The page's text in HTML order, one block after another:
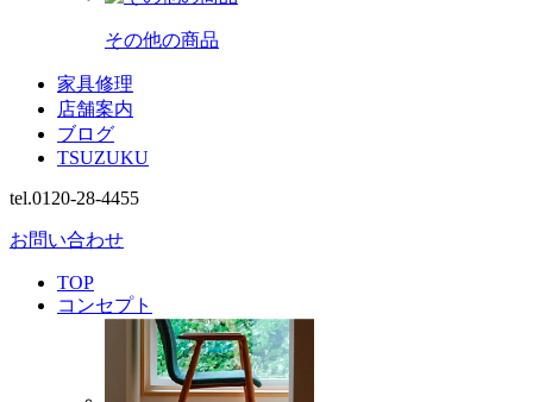
その他の商品
家具修理
店舗案内
ブログ
TSUZUKU
tel.0120-28-4455
お問い合わせ
TOP
コンセプト